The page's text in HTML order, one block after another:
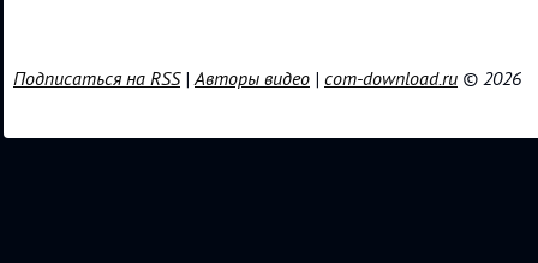
Подписаться на RSS|Авторы видео | com-download.ru © 2026